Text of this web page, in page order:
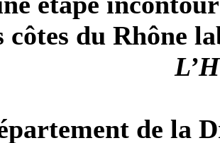
côtes du Rhône
de la